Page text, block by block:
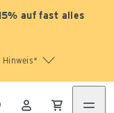
auf fast alles
Hinweis*